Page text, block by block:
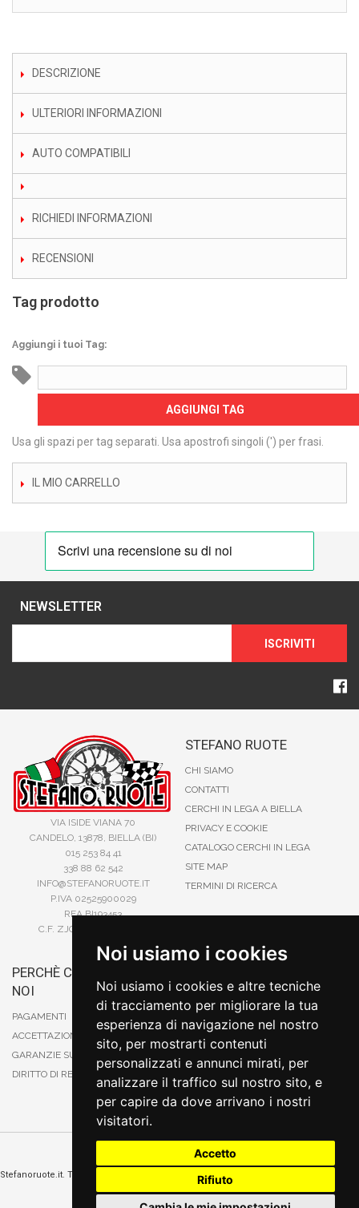
Noi usiamo i cookies
Noi usiamo i cookies e altre tecniche
di tracciamento per migliorare la tua
esperienza di navigazione nel nostro
sito, per mostrarti contenuti
personalizzati e annunci mirati, per
analizzare il traffico sul nostro sito, e
per capire da dove arrivano i nostri
visitatori.
Accetto
Rifiuto
DESCRIZIONE
ULTERIORI INFORMAZIONI
AUTO COMPATIBILI
RICHIEDI INFORMAZIONI
RECENSIONI
Tag prodotto
Aggiungi i tuoi Tag:
AGGIUNGI TAG
Usa gli spazi per tag separati. Usa apostrofi singoli (') per frasi.
IL MIO CARRELLO
NEWSLETTER
ISCRIVITI
VIA ISIDE VIANA 70
CANDELO, 13878, BIELLA (BI)
015 253 84 41
338 88 62 542
INFO@STEFANORUOTE.IT
P.IVA 02525900029
REA BI193453
C.F. ZJOSFN73H14A859X
STEFANO RUOTE
CHI SIAMO
CONTATTI
CERCHI IN LEGA A BIELLA
PRIVACY E COOKIE
CATALOGO CERCHI IN LEGA
SITE MAP
TERMINI DI RICERCA
PERCHÈ COMPRARE DA
NOI
PAGAMENTI
ACCETTAZIONE DEGLI ORDINI
GARANZIE SUI PRODOTTI
DIRITTO DI RECESSO
CARTA DI CREDITO
PAYPAL
CONTRASSEGNO
POSTEPAY
Stefanoruote.it. Tutti i diritti riservati. E' vietata la riproduzione anche parziali. Prezzi e
promozioni validi salvo errori o omissioni